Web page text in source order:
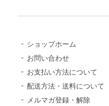
ショップホーム
お問い合わせ
お支払い方法について
配送方法・送料について
メルマガ登録・解除